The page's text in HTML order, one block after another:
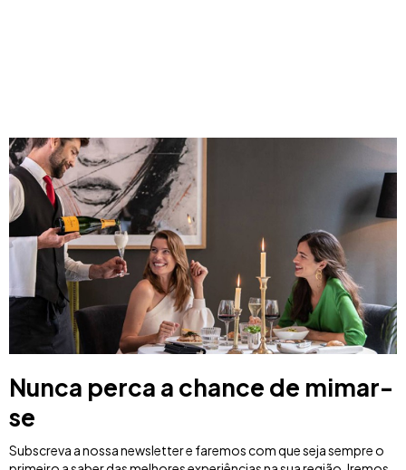
Nunca perca a chance de mimar-
se
Subscreva a nossa newsletter e faremos com que seja sempre o